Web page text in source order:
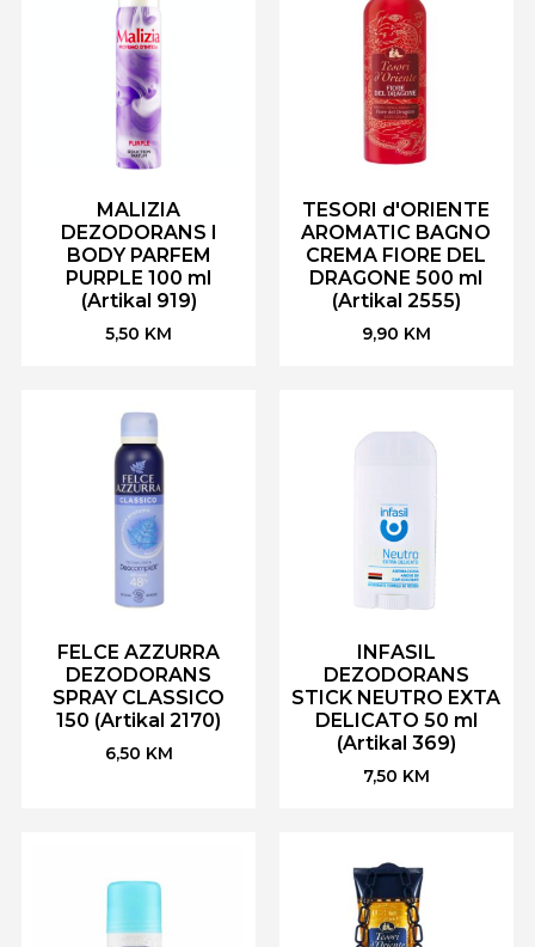
MALIZIA
DEZODORANS I
BODY PARFEM
PURPLE 100 ml
(Artikal 919)
5,50 KM
TESORI d'ORIENTE
AROMATIC BAGNO
CREMA FIORE DEL
DRAGONE 500 ml
(Artikal 2555)
9,90 KM
FELCE AZZURRA
DEZODORANS
SPRAY CLASSICO
150 (Artikal 2170)
6,50 KM
INFASIL
DEZODORANS
STICK NEUTRO EXTA
DELICATO 50 ml
(Artikal 369)
7,50 KM